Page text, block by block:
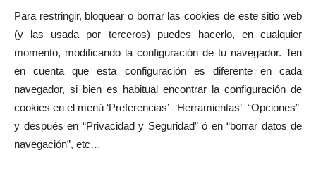
Para restringir, bloquear o borrar las cookies de este sitio web
(y las usada por terceros) puedes hacerlo, en cualquier
momento, modificando la configuración de tu navegador. Ten
en cuenta que esta configuración es diferente en cada
navegador, si bien es habitual encontrar la configuración de
cookies en el menú ‘Preferencias’ ‘Herramientas’ “Opciones”
y después en “Privacidad y Seguridad” ó en “borrar datos de
navegación”, etc…